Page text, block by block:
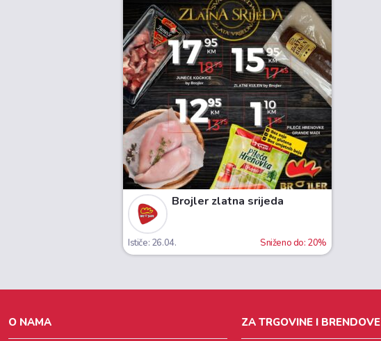
Brojler zlatna srijeda
Ističe: 26.04. Sniženo do: 20%
O NAMA ZA TRGOVINE I BRENDOVE